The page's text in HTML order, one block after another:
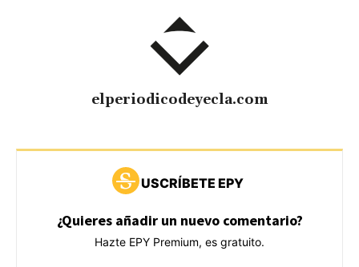
elperiodicodeyecla.com
USCRÍBETE EPY
¿Quieres añadir un nuevo comentario?
Hazte EPY Premium, es gratuito.